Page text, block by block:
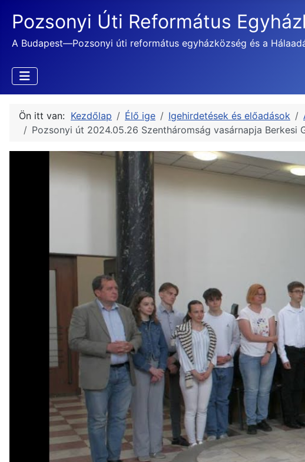
Pozsonyi Úti Református
A Budapest—Pozsonyi úti református egyházközség és a
Ön itt van: Kezdőlap Élő ige Igehirdetések és előadások
Pozsonyi út 2024.05.26 Szentháromság vasárnapja Berkesi